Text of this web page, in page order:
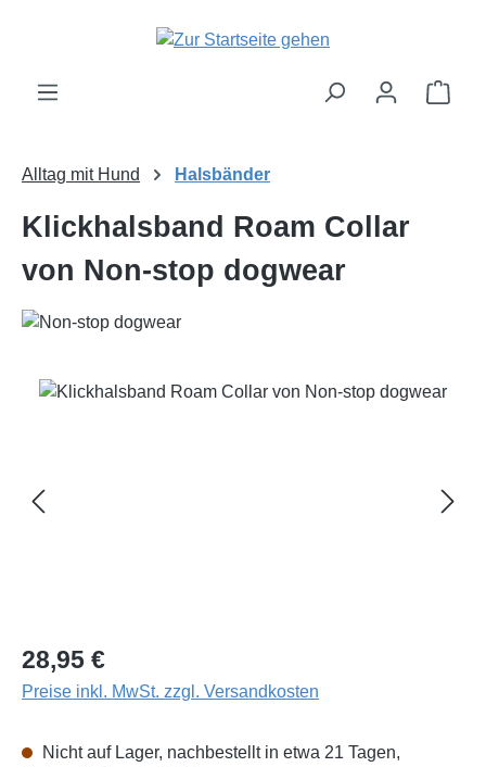
Zum Hauptinhalt springen
Alltag mit Hund Halsbänder
Klickhalsband Roam Collar
von Non-stop dogwear
Bildergalerie überspringen
Regulärer Preis:
28,95 €
Preise inkl. MwSt. zzgl. Versandkosten
Nicht auf Lager, nachbestellt in etwa 21 Tagen,